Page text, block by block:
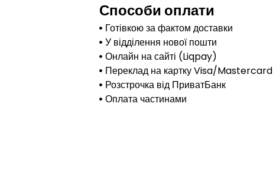
Способи оплати
Готівкою за фактом доставки
У відділення нової пошти
Онлайн на сайті (Liqpay)
Переклад на картку Visa/Mastercard
Розстрочка від ПриватБанк
Оплата частинами